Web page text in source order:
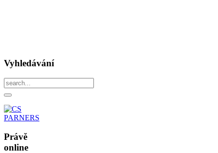
Vyhledávání
Právě
online